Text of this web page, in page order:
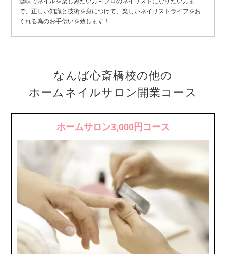
で、正しい知識と技術を身につけて、楽しいネイリストライフをお
くれる為のお手伝いを致します！
なんば心斎橋校の他の
ホームネイルサロン開業コース
ホームサロン3,000円コース